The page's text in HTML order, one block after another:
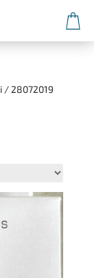
/ 28072019